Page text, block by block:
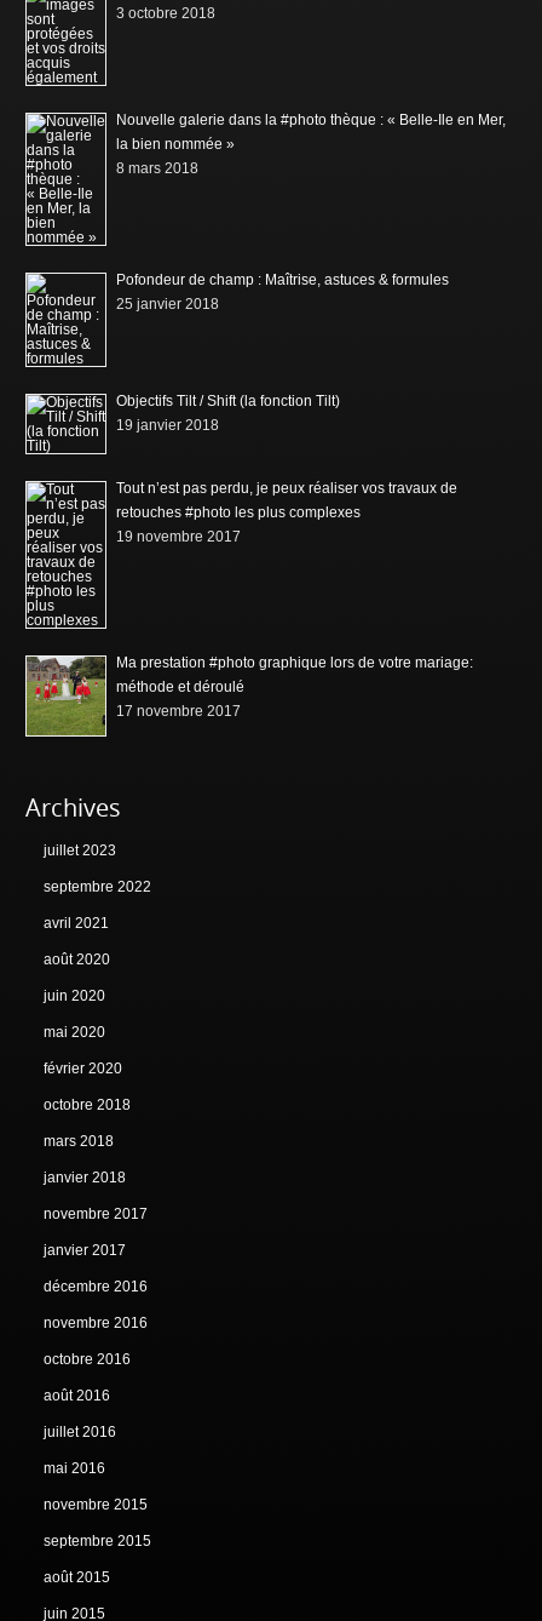
3 octobre 2018
Nouvelle galerie dans la #photo thèque : « Belle-Ile en Mer,
la bien nommée »
8 mars 2018
Pofondeur de champ : Maîtrise, astuces & formules
25 janvier 2018
Objectifs Tilt / Shift (la fonction Tilt)
19 janvier 2018
Tout n’est pas perdu, je peux réaliser vos travaux de
retouches #photo les plus complexes
19 novembre 2017
Ma prestation #photo graphique lors de votre mariage:
méthode et déroulé
17 novembre 2017
Archives
juillet 2023
septembre 2022
avril 2021
août 2020
juin 2020
mai 2020
février 2020
octobre 2018
mars 2018
janvier 2018
novembre 2017
janvier 2017
décembre 2016
novembre 2016
octobre 2016
août 2016
juillet 2016
mai 2016
novembre 2015
septembre 2015
août 2015
juin 2015